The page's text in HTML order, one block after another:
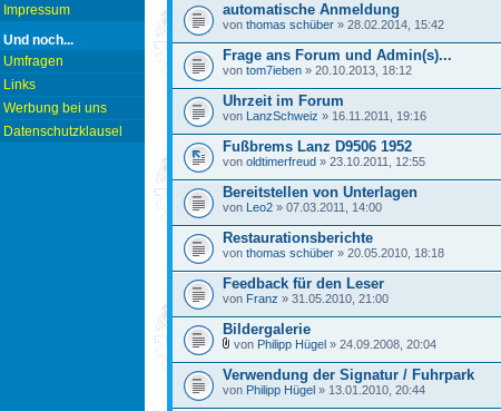
Impressum
Und noch...
Umfragen
Links
Werbung bei uns
Datenschutzklausel
automatische Anmeldung
von thomas schüber » 28.02.2014, 15:42
Frage ans Forum und Admin(s)...
von tom7ieben » 20.10.2013, 18:12
Uhrzeit im Forum
von LanzSchweiz » 16.11.2011, 19:16
Fußbrems Lanz D9506 1952
von oldtimerfreud » 23.10.2011, 12:55
Bereitstellen von Unterlagen
von Leo2 » 07.03.2011, 14:00
Restaurationsberichte
von thomas schüber » 20.05.2010, 18:18
Feedback für den Leser
von Franz » 31.05.2010, 21:00
Bildergalerie
von Philipp Hügel » 24.09.2008, 20:04
Verwendung der Signatur / Fuhrpark
von Philipp Hügel » 13.01.2010, 20:44